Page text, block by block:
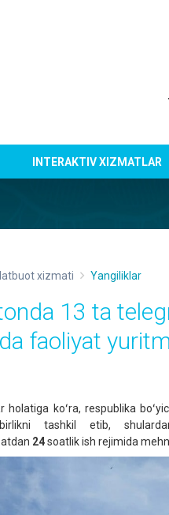
INTERAKTIV XIZMATLAR
xizmati Yangiliklar
13 ta
faoliyat
holatiga koʻra, respublika
tashkil etib,
24soatlik ish rejimida